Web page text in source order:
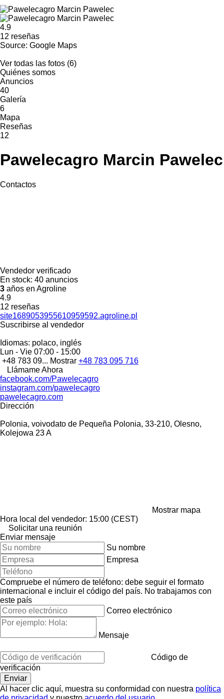
4.9
12 reseñas
Source: Google Maps
Ver todas las fotos (6)
Quiénes somos
Anuncios
40
Galería
6
Mapa
Reseñas
12
Pawelecagro Marcin Pawelec
Contactos
Vendedor verificado
En stock: 40 anuncios
3 años en Agroline
4.9
12 reseñas
site1689053955610959592.agroline.pl
Suscribirse al vendedor
Idiomas: polaco, inglés
Lun - Vie 07:00 - 15:00
+48 783 09... Mostrar +48 783 095 716
Llámame Ahora
facebook.com/Pawelecagro
instagram.com/pawelecagro
pawelecagro.com
Dirección
Polonia, voivodato de Pequeña Polonia, 33-210, Olesno,
Kolejowa 23 A
Mostrar mapa
Hora local del vendedor: 15:00 (CEST)
Solicitar una reunión
Enviar mensaje
Su nombre
Empresa
Compruebe el número de teléfono: debe seguir el formato
internacional e incluir el código del país. No trabajamos con
este país
Correo electrónico
Mensaje
Código de
verificación
Al hacer clic aquí, muestra su conformidad con nuestra política